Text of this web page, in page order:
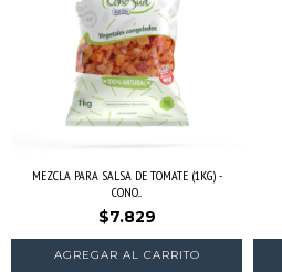
MEZCLA PARA SALSA DE TOMATE (1KG) -
CONO...
$7.829